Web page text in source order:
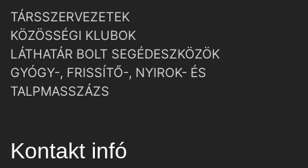
TÁRSSZERVEZETEK
KÖZÖSSÉGI KLUBOK
LÁTHATÁR BOLT SEGÉDESZKÖZÖK
GYÓGY-, FRISSÍTŐ-, NYIROK- ÉS
TALPMASSZÁZS
Kontakt infó